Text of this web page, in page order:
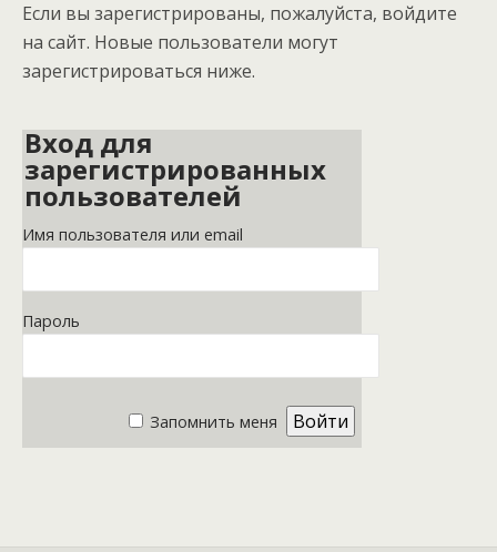
Если вы зарегистрированы, пожалуйста, войдите
на сайт. Новые пользователи могут
зарегистрироваться ниже.
Вход для
зарегистрированных
пользователей
Имя пользователя или email
Пароль
Запомнить меня